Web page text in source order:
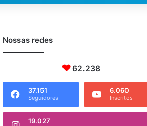
Nossas redes
62.238
37.151
Seguidores
6.060
Inscritos
19.027